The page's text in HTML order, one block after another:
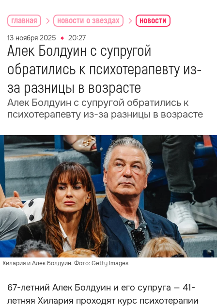
главная новости о звездах новости
13 ноября 2025 20:27
Алек Болдуин с супругой
обратились к психотерапевту из-
за разницы в возрасте
Алек Болдуин с супругой обратились к
психотерапевту из-за разницы в возрасте
Хилария и Алек Болдуин. Фото: Getty Images
67-летний Алек Болдуин и его супруга — 41-
летняя Хилария проходят курс психотерапии